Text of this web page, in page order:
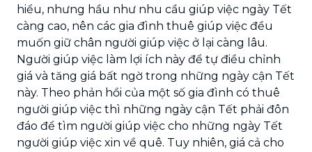
hiểu, nhưng hầu như nhu cầu giúp việc ngày Tết
càng cao, nên các gia đình thuê giúp việc đều
muốn giữ chân người giúp việc ở lại càng lâu.
Người giúp việc làm lợi ích này để tự điều chỉnh
giá và tăng giá bất ngờ trong những ngày cận Tết
này. Theo phản hồi của một số gia đình có thuê
người giúp việc thì những ngày cận Tết phải đôn
đáo để tìm người giúp việc cho những ngày Tết
người giúp việc xin về quê. Tuy nhiên, giá cả cho